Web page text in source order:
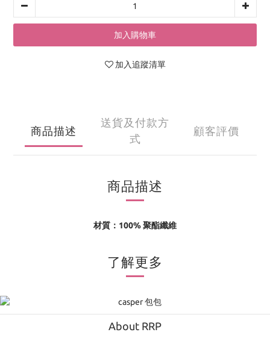
加入購物車
加入追蹤清單
商品描述
送貨及付款方
式
顧客評價
商品描述
材質：100% 聚酯纖維
了解更多
About RRP